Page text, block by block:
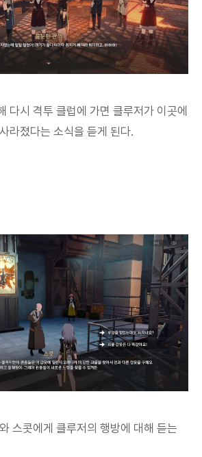
다시 격투 클럽에 가면 클루저가 이곳에
라졌다는 소식을 듣게 된다.
스콧에게 클루저의 행방에 대해 듣는